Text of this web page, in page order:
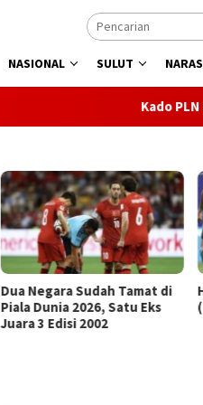
NASIONAL SULUT
Kado PLN untuk HUT ke-
Hattrick, Messi Top Score
(Sementara) Pildun